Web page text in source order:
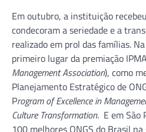
Em outubro, a instituição
condecoram a seriedade e a
realizado em prol das famílias.
primeiro lugar da premiação
Management Association), como
Planejamento Estratégico de
Program of Excellence in
Culture Transformation. E em São
100 melhores ONGS do Brasil